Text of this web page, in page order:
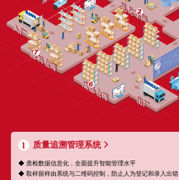
1 质量追溯管理系统
◆ 质检数据信息化，全面提升智能管理水平
◆ 取样留样由系统与二维码控制，防止人为登记和录入出错